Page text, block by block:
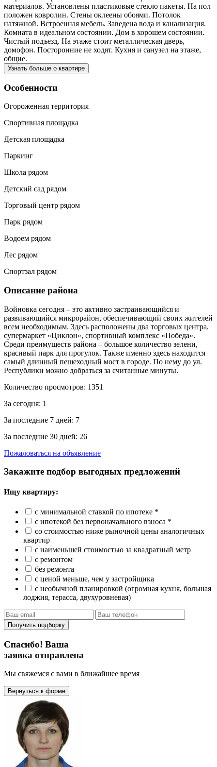
материалов. Установлены пластиковые стекло пакеты. На пол
положен ковролин. Стены оклеены обоями. Потолок
натяжной. Встроенная мебель. Заведена вода и канализация.
Комната в идеальном состоянии. Дом в хорошем состоянии.
Чистый подъезд. На этаже стоит металлическая дверь,
домофон. Посторонние не ходят. Кухня и санузел на этаже,
общие.
Узнать больше о квартире
Особенности
Огороженная территория
Спортивная площадка
Детская площадка
Паркинг
Школа рядом
Детский сад рядом
Торговый центр рядом
Парк рядом
Водоем рядом
Лес рядом
Спортзал рядом
Описание района
Войновка сегодня – это активно застраивающийся и
развивающийся микрорайон, обеспечивающий своих жителей
всем необходимым. Здесь расположены два торговых центра,
супермаркет «Циклон», спортивный комплекс «Победа».
Среди преимуществ района – большое количество зелени,
красивый парк для прогулок. Также именно здесь находится
самый длинный пешеходный мост в городе. По нему до ул.
Республики можно добраться за считанные минуты.
Количество просмотров: 1351
За сегодня: 1
За последние 7 дней: 7
За последние 30 дней: 26
Пожаловаться на объявление
Закажите подбор выгодных предложений
Ищу квартиру:
с минимальной ставкой по ипотеке *
с ипотекой без первоначального взноса *
со стоимостью ниже рыночной цены аналогичных
квартир
с наименьшей стоимостью за квадратный метр
с ремонтом
без ремонта
с ценой меньше, чем у застройщика
с необычной планировкой (огромная кухня, большая
лоджия, терасса, двухуровневая)
Получить подборку
Спасибо! Ваша
заявка отправлена
Мы свяжемся с вами в ближайшее время
Вернуться к форме